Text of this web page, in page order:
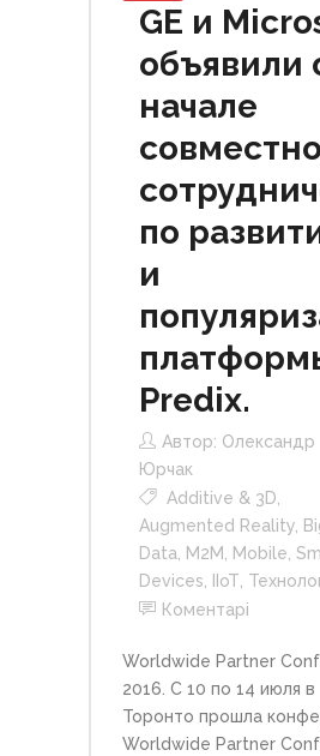
GE и
объявили
начале
по
и
Predix.
Автор: Олександр
Юрчак
Additive & 3D
Augmented Reality
Data M2M Mobile
Devices ІІоТ
Коментарі
Worldwide Partner
2016. C 10 по 14 июля в
Торонто прошла
Worldwide Partner